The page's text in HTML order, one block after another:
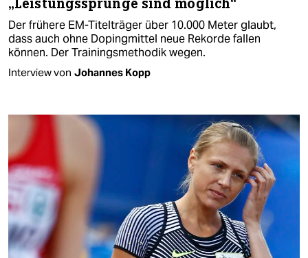
„Leistungssprünge sind möglich“
Der frühere EM-Titelträger über 10.000 Meter glaubt,
dass auch ohne Dopingmittel neue Rekorde fallen
können. Der Trainingsmethodik wegen.
Interview von Johannes Kopp